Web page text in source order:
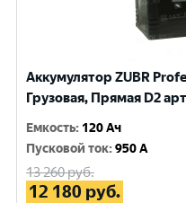
Аккумулятор ZUBR
Грузовая, Прямая D2
Емкость: 120 Ач
Пусковой ток:950 A
13 260руб.
12 180 руб.